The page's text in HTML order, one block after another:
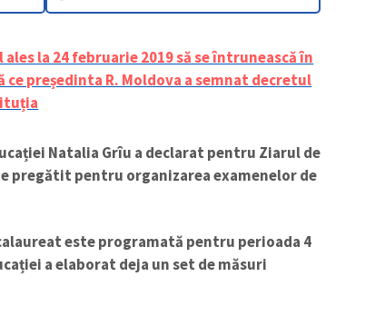
la 24 februarie 2019 să se întrunească în
ce președinta R. Moldova a semnat decretul
Natalia Grîu a declarat pentru Ziarul de
pregătit pentru organizarea examenelor de
este programată pentru perioada 4
a elaborat deja un set de măsuri